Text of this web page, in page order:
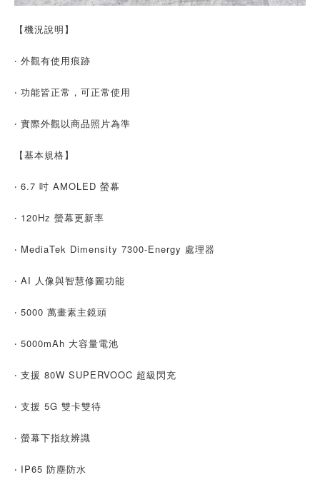
【機況說明】
‧ 外觀有使用痕跡
‧ 功能皆正常，可正常使用
‧ 實際外觀以商品照片為準
【基本規格】
‧ 6.7 吋 AMOLED 螢幕
‧ 120Hz 螢幕更新率
‧ MediaTek Dimensity 7300-Energy 處理器
‧ AI 人像與智慧修圖功能
‧ 5000 萬畫素主鏡頭
‧ 5000mAh 大容量電池
‧ 支援 80W SUPERVOOC 超級閃充
‧ 支援 5G 雙卡雙待
‧ 螢幕下指紋辨識
‧ IP65 防塵防水